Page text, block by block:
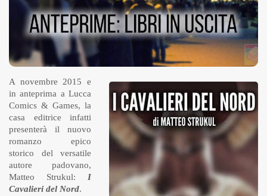
A novembre 2015 e
in anteprima a Lucca
Comics & Games, la
casa editrice infatti
presenterà il nuovo
romanzo epico
storico del versatile
autore padovano,
Matteo Strukul: I
Cavalieri del Nord.